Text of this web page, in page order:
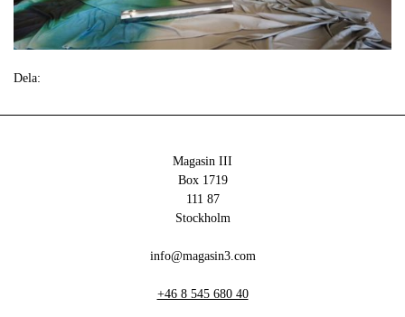
Dela:
Magasin III
Box 1719
111 87
Stockholm
info@magasin3.com
+46 8 545 680 40